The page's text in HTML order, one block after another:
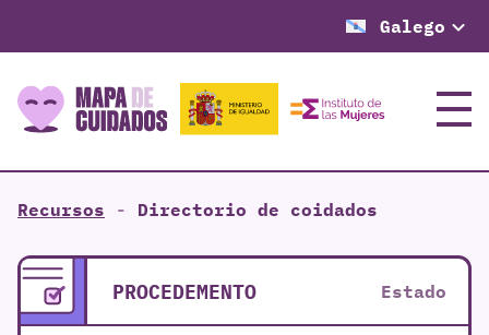
Galego
Menú
Recursos - Directorio de coidados
PROCEDEMENTO Estado